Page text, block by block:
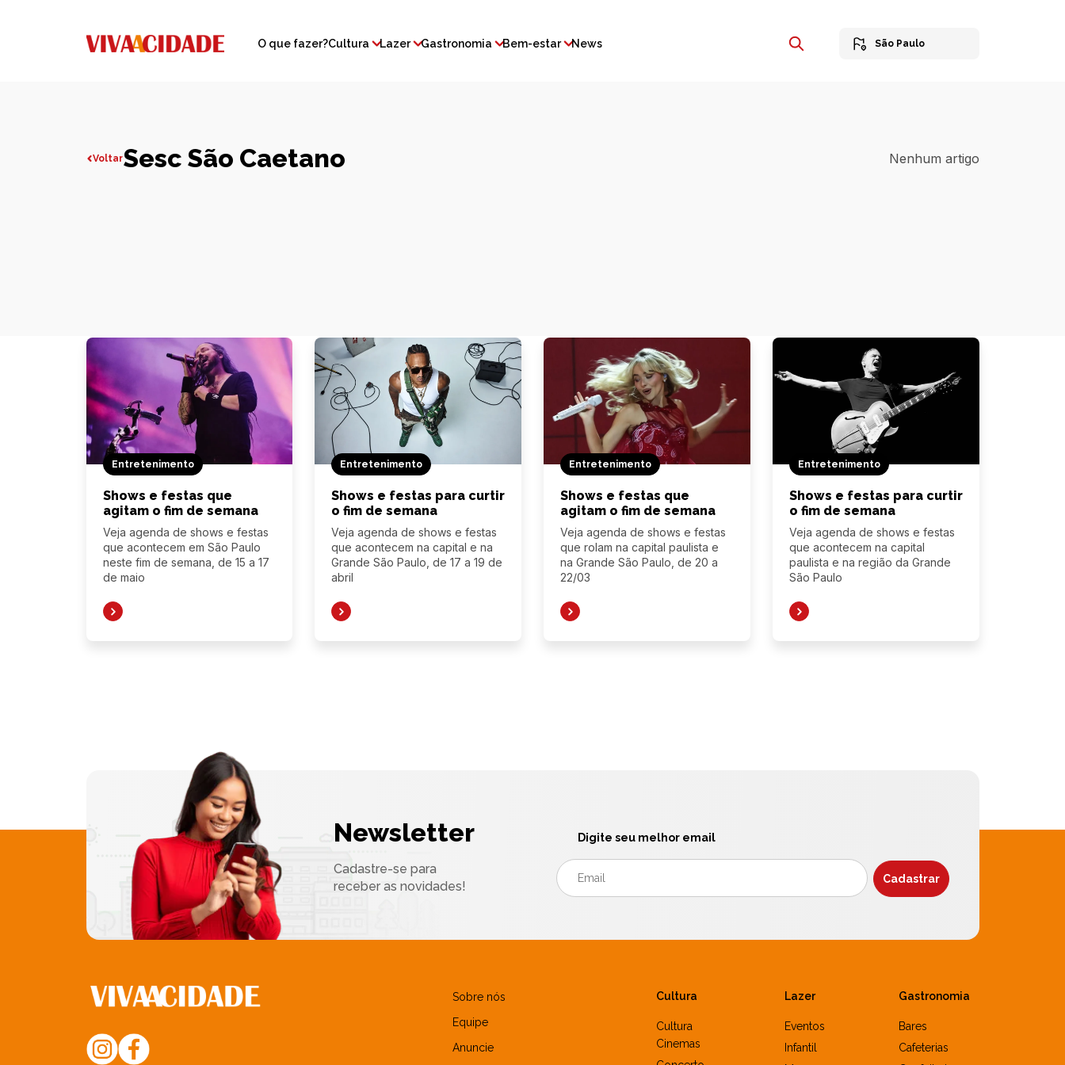
O que fazer?Cultura Lazer Gastronomia Bem-estar News São Paulo
VoltarSesc São Caetano Nenhum artigo
Entretenimento
Shows e festas que
agitam o fim de semana
Veja agenda de shows e festas
que acontecem em São Paulo
neste fim de semana, de 15 a 17
de maio
Entretenimento
Shows e festas para curtir
o fim de semana
Veja agenda de shows e festas
que acontecem na capital e na
Grande São Paulo, de 17 a 19 de
abril
Entretenimento
Shows e festas que
agitam o fim de semana
Veja agenda de shows e festas
que rolam na capital paulista e
na Grande São Paulo, de 20 a
22/03
Entretenimento
Shows e festas para curtir
o fim de semana
Veja agenda de shows e festas
que acontecem na capital
paulista e na região da Grande
São Paulo
Newsletter
Cadastre-se para
receber as novidades!
Digite seu melhor email
Sobre nós
Equipe
Anuncie
Cultura
Cultura
Cinemas
Lazer
Eventos
Infantil
Gastronomia
Bares
Cafeterias